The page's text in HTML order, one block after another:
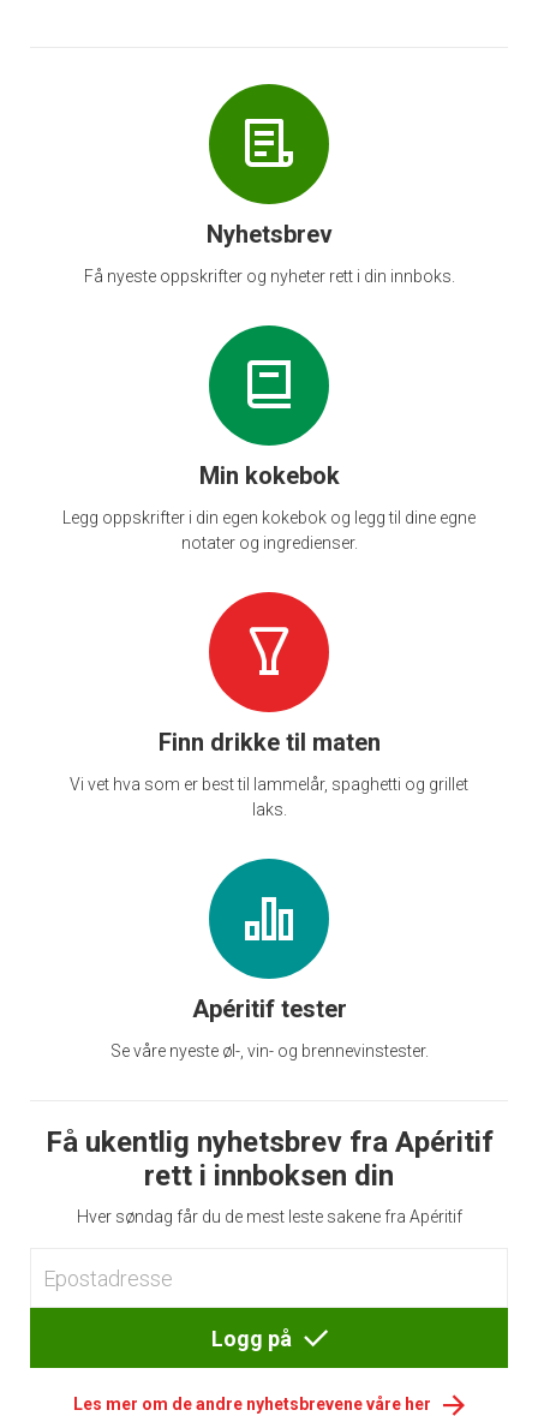
Nyhetsbrev
Få nyeste oppskrifter og nyheter rett i din innboks.
Min kokebok
Legg oppskrifter i din egen kokebok og legg til dine egne
notater og ingredienser.
Finn drikke til maten
Vi vet hva som er best til lammelår, spaghetti og grillet
laks.
Apéritif tester
Se våre nyeste øl-, vin- og brennevinstester.
Få ukentlig nyhetsbrev fra Apéritif
rett i innboksen din
Hver søndag får du de mest leste sakene fra Apéritif
Logg på
Les mer om de andre nyhetsbrevene våre her